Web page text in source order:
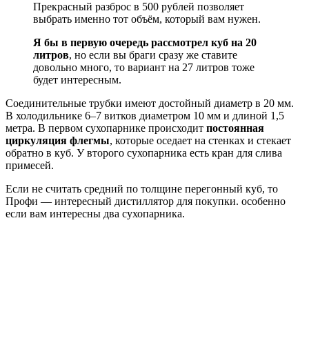
Прекрасный разброс в 500 рублей позволяет
выбрать именно тот объём, который вам нужен.
Я бы в первую очередь рассмотрел куб на 20
литров, но если вы браги сразу же ставите
довольно много, то вариант на 27 литров тоже
будет интересным.
Соединительные трубки имеют достойный диаметр в 20 мм.
В холодильнике 6–7 витков диаметром 10 мм и длиной 1,5
метра. В первом сухопарнике происходит постоянная
циркуляция флегмы, которые оседает на стенках и стекает
обратно в куб. У второго сухопарника есть кран для слива
примесей.
Если не считать средний по толщине перегонный куб, то
Профи — интересный дистиллятор для покупки. особенно
если вам интересны два сухопарника.